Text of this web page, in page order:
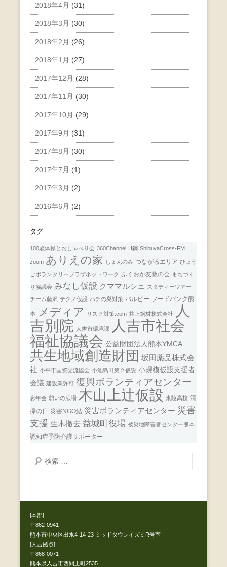
2018年4月 (31)
2018年3月 (30)
2018年2月 (26)
2018年1月 (27)
2017年12月 (28)
2017年11月 (30)
2017年10月 (29)
2017年9月 (31)
2017年8月 (30)
2017年7月 (1)
2017年3月 (2)
2016年6月 (2)
タグ
100歳体操とおしゃべり会 360Channel H鋼 ShibuyaCross-FM
zoom ありえの家 しょんのみ つながるエリア ひょう
ごボランタリープラザネットワーク ふくおか友救の会 まちづく
り協議会 みなし仮設 クママルシェ
スタディーツアー
チーム藤沢 テクノ仮設 ハチの巣対策 バルビー フードバンク熊
本 メディア リスク対策.com 井上鋼材株式会社
人
吉別院
人吉市環境課
人吉市社会
福祉協議会 公益財団法人熊本YMCA
共生地域創造財団 坂田薬品株式会
社 小平市国際交流協会 小池島田第２仮説 小規模仮設支援者
会議 建設業許可 復興ボランティアセンター
忘年会 憩いの広場 木山上辻仮設 東陵高校 清
掃の日 災害NGO結 災害ボランティアセンター 災害
支援 生木撤去 益城町役場 被災地障害者センター熊本
認知症予防介護サポーター
検
索
[本部]
〒862-0941
熊本市中央区出水4-14-23 ミッドタウンイズミR号室
[人吉拠点]
〒868-0071
熊本県人吉市西間上町2535